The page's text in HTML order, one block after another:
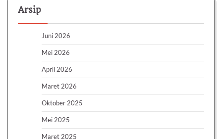
Arsip
Juni 2026
Mei 2026
April 2026
Maret 2026
Oktober 2025
Mei 2025
Maret 2025